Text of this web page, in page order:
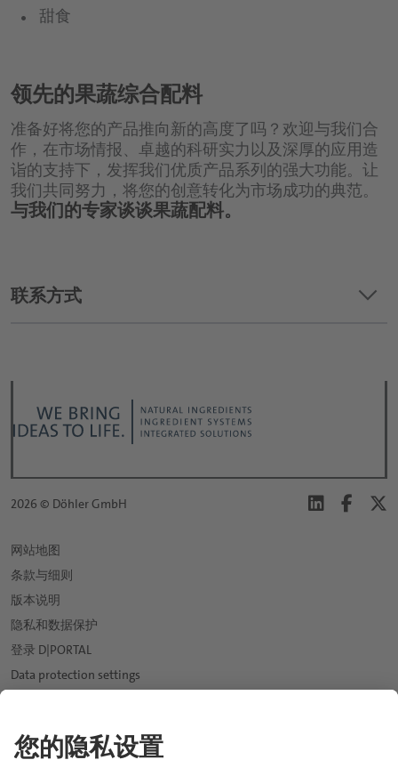
甜食
领先的果蔬综合配料
准备好将您的产品推向新的高度了吗？欢迎与我们合
作，在市场情报、卓越的科研实力以及深厚的应用造
诣的支持下，发挥我们优质产品系列的强大功能。让
我们共同努力，将您的创意转化为市场成功的典范。
与我们的专家谈谈果蔬配料。
联系方式 keyboard_arrow_down
*
*
*
姓:
*
电子邮件:
电话:
2026 © Döhler GmbH
网站地图
条款与细则
版本说明
隐私和数据保护
登录 D|PORTAL
Data protection settings
市场